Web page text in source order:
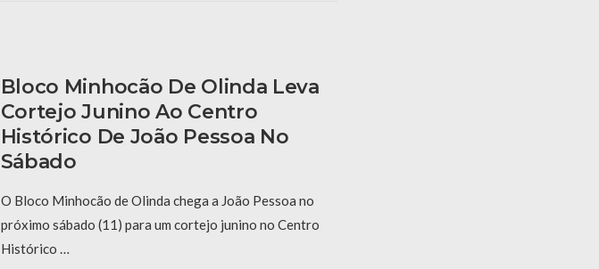
Bloco Minhocão De Olinda Leva
Cortejo Junino Ao Centro
Histórico De João Pessoa No
Sábado
O Bloco Minhocão de Olinda chega a João Pessoa no
próximo sábado (11) para um cortejo junino no Centro
Histórico …